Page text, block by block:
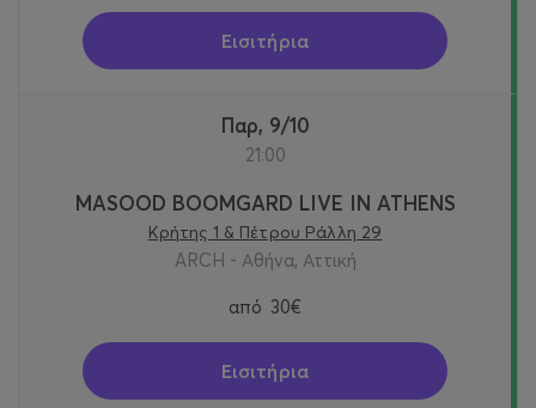
Εισιτήρια
Παρ, 9/10
21:00
MASOOD BOOMGARD LIVE IN ATHENS
Κρήτης 1 & Πέτρου Ράλλη 29
ARCH - Αθήνα, Αττική
από 30€
Εισιτήρια